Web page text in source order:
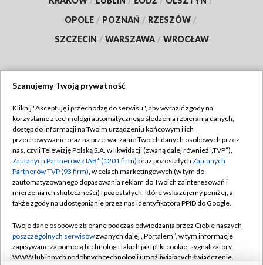
OPOLE / POZNAŃ / RZESZÓW /
SZCZECIN / WARSZAWA / WROCŁAW
TVP
Abonament TVP
Emisja w TVP
Centrum informacji TVP
Naziemna Telewizja Cyfrowa
Rada Programowa
System NOS
Regulamin TVP
Polityka prywatności
Moje zgody
Pomoc
Kontakt
Szanujemy Twoją prywatność
Kliknij "Akceptuję i przechodzę do serwisu", aby wyrazić zgody na
korzystanie z technologii automatycznego śledzenia i zbierania danych,
dostęp do informacji na Twoim urządzeniu końcowym i ich
przechowywanie oraz na przetwarzanie Twoich danych osobowych przez
nas, czyli Telewizję Polską S.A. w likwidacji (zwaną dalej również „TVP”),
Zaufanych Partnerów z IAB* (1201 firm) oraz pozostałych Zaufanych
Partnerów TVP (93 firm), w celach marketingowych (w tym do
zautomatyzowanego dopasowania reklam do Twoich zainteresowań i
mierzenia ich skuteczności) i pozostałych, które wskazujemy poniżej, a
także zgody na udostępnianie przez nas identyfikatora PPID do Google.
Twoje dane osobowe zbierane podczas odwiedzania przez Ciebie naszych
poszczególnych serwisówzwanych dalej „Portalem”, w tym informacje
zapisywane za pomocą technologii takich jak: pliki cookie, sygnalizatory
WWW lub innych podobnych technologii umożliwiających świadczenie